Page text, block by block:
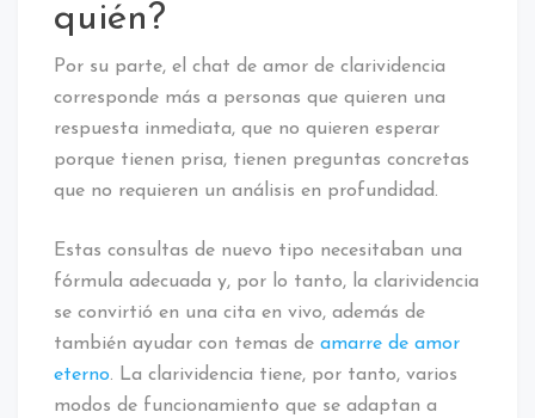
quién?
Por su parte, el chat de amor de clarividencia
corresponde más a personas que quieren una
respuesta inmediata, que no quieren esperar
porque tienen prisa, tienen preguntas concretas
que no requieren un análisis en profundidad.
Estas consultas de nuevo tipo necesitaban una
fórmula adecuada y, por lo tanto, la clarividencia
se convirtió en una cita en vivo, además de
también ayudar con temas de amarre de amor
eterno. La clarividencia tiene, por tanto, varios
modos de funcionamiento que se adaptan a